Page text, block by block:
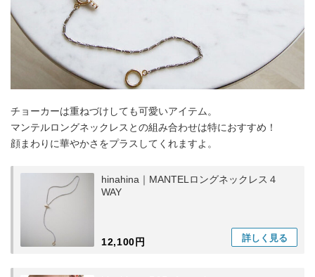
チョーカーは重ねづけしても可愛いアイテム。
マンテルロングネックレスとの組み合わせは特におすすめ！
顔まわりに華やかさをプラスしてくれますよ。
hinahina｜MANTELロングネックレス４
WAY
12,100円 詳しく 見る